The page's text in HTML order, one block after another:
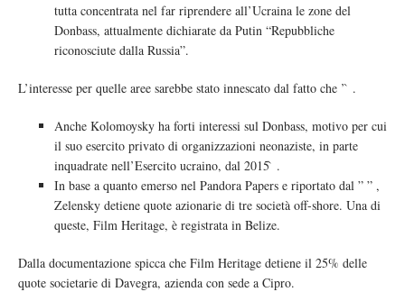
tutta concentrata nel far riprendere all’Ucraina le zone del
Donbass, attualmente dichiarate da Putin “Repubbliche
riconosciute dalla Russia”.
L’interesse per quelle aree sarebbe stato innescato dal fatto che ’ ̀ .
Anche Kolomoysky ha forti interessi sul Donbass, motivo per cui
il suo esercito privato di organizzazioni neonaziste, in parte
inquadrate nell’Esercito ucraino, dal 2015 ̀ .
In base a quanto emerso nel Pandora Papers e riportato dal ” ” ,
Zelensky detiene quote azionarie di tre società off-shore. Una di
queste, Film Heritage, è registrata in Belize.
Dalla documentazione spicca che Film Heritage detiene il 25% delle
quote societarie di Davegra, azienda con sede a Cipro.